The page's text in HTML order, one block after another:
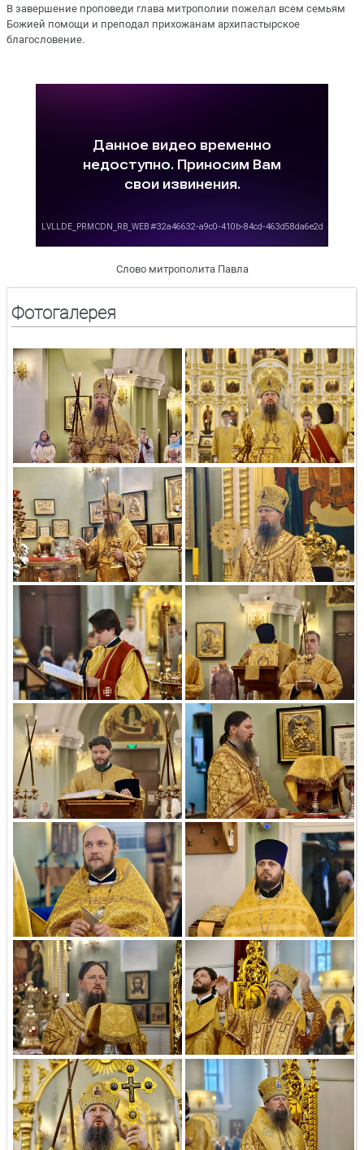
В завершение проповеди глава митрополии пожелал всем семьям
Божией помощи и преподал прихожанам архипастырское
благословение.
Слово митрополита Павла
Фотогалерея